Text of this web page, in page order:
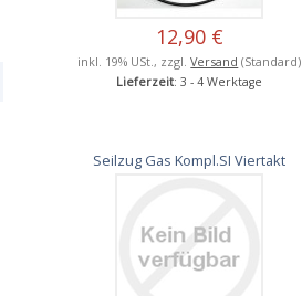
12,90 €
inkl. 19% USt., zzgl.Versand (Standard)
Lieferzeit: 3 - 4 Werktage
Seilzug Gas Kompl.SI Viertakt